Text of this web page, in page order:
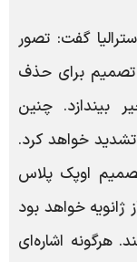
گفت: تصور
برای حذف
بیندازد. چنین
خواهد کرد.
اوپک پلاس
خواهد بود
هرگونه اشاره‌ای